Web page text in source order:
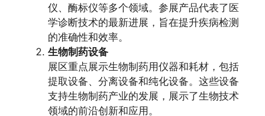
仪、酶标仪等多个领域。参展产品代表了医
学诊断技术的最新进展，旨在提升疾病检测
的准确性和效率。
生物制药设备
展区重点展示生物制药用仪器和耗材，包括
提取设备、分离设备和纯化设备。这些设备
支持生物制药产业的发展，展示了生物技术
领域的前沿创新和应用。